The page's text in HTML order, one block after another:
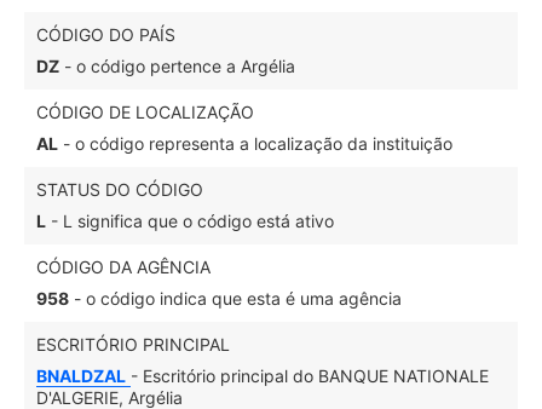
CÓDIGO DO PAÍS
DZ - o código pertence a Argélia
CÓDIGO DE LOCALIZAÇÃO
AL - o código representa a localização da instituição
STATUS DO CÓDIGO
L - L significa que o código está ativo
CÓDIGO DA AGÊNCIA
958 - o código indica que esta é uma agência
ESCRITÓRIO PRINCIPAL
BNALDZAL - Escritório principal do BANQUE NATIONALE
D'ALGERIE, Argélia